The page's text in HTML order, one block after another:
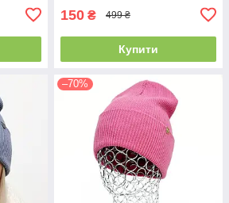
150 ₴ 499 ₴
Купити
–70%